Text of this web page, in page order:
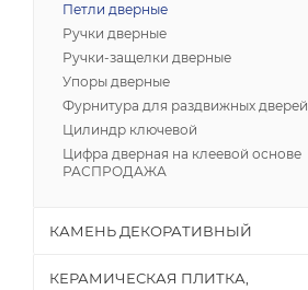
Петли дверные
Ручки дверные
Ручки-защелки дверные
Упоры дверные
Фурнитура для раздвижных дверей
Цилиндр ключевой
Цифра дверная на клеевой основе
РАСПРОДАЖА
КАМЕНЬ ДЕКОРАТИВНЫЙ
КЕРАМИЧЕСКАЯ ПЛИТКА,